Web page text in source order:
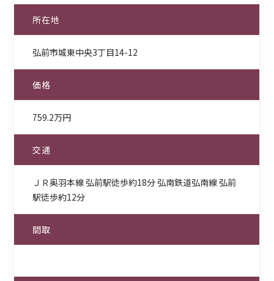
所在地
弘前市城東中央3丁目14-12
価格
759.2万円
交通
ＪＲ奥羽本線 弘前駅徒歩約18分 弘南鉄道弘南線 弘前
駅徒歩約12分
間取